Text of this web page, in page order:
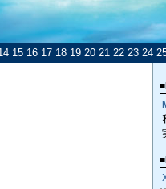
15 16 17 18 19 20 21 22 23 24